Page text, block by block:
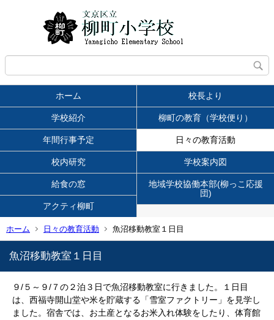
ホーム 校長より
学校紹介 柳町の教育（学校便り）
年間行事予定 日々の教育活動
校内研究 学校案内図
給食の窓
地域学校協働本部(柳っこ応援
団)
アクティ柳町
ホーム 日々の教育活動 魚沼移動教室１日目
魚沼移動教室１日目
９/５～９/７の２泊３日で魚沼移動教室に行きました。１日目
は、西福寺開山堂や米を貯蔵する「雪室ファクトリー」を見学し
ました。宿舎では、お土産となるお米入れ体験をしたり、体育館